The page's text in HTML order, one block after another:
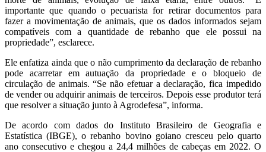
importante que quando o pecuarista for retirar documentos para
fazer a movimentação de animais, que os dados informados sejam
compatíveis com a quantidade de rebanho que ele possui na
propriedade”, esclarece.
Ele enfatiza ainda que o não cumprimento da declaração de rebanho
pode acarretar em autuação da propriedade e o bloqueio de
circulação de animais. “Se não efetuar a declaração, fica impedido
de vender ou adquirir animais de terceiros. Depois esse produtor terá
que resolver a situação junto à Agrodefesa”, informa.
De acordo com dados do Instituto Brasileiro de Geografia e
Estatística (IBGE), o rebanho bovino goiano cresceu pelo quarto
ano consecutivo e chegou a 24,4 milhões de cabeças em 2022. O